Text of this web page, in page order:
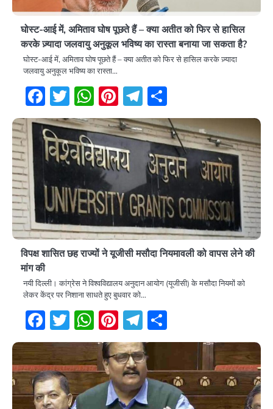
घोस्ट-आई में, अमिताव घोष पूछते हैं – क्या अतीत को फिर से हासिल
करके ज़्यादा जलवायु अनुकूल भविष्य का रास्ता बनाया जा सकता है?
घोस्ट-आई में, अमिताव घोष पूछते हैं – क्या अतीत को फिर से हासिल करके ज़्यादा
जलवायु अनुकूल भविष्य का रास्ता…
Facebook
Twitter
WhatsApp
Pinterest
Telegram
विपक्ष शासित छह राज्यों ने यूजीसी मसौदा नियमावली को वापस लेने की
मांग की
नयी दिल्ली। कांग्रेस ने विश्वविद्यालय अनुदान आयोग (यूजीसी) के मसौदा नियमों को
लेकर केंद्र पर निशाना साधते हुए बुधवार को…
Facebook
Twitter
WhatsApp
Pinterest
Telegram